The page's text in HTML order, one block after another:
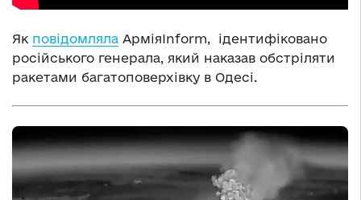
Як повідомляла АрміяInform, ідентифіковано
російського генерала, який наказав обстріляти
ракетами багатоповерхівку в Одесі.